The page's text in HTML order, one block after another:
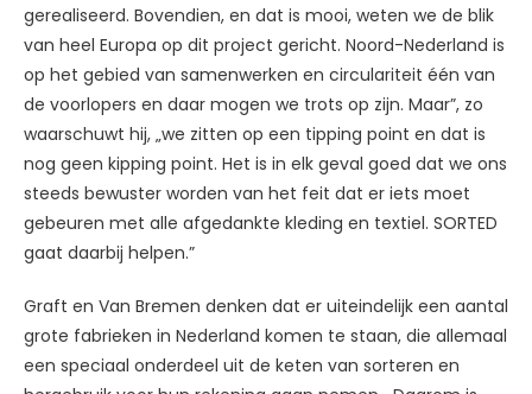
gerealiseerd. Bovendien, en dat is mooi, weten we de blik
van heel Europa op dit project gericht. Noord-Nederland is
op het gebied van samenwerken en circulariteit één van
de voorlopers en daar mogen we trots op zijn. Maar”, zo
waarschuwt hij, „we zitten op een tipping point en dat is
nog geen kipping point. Het is in elk geval goed dat we ons
steeds bewuster worden van het feit dat er iets moet
gebeuren met alle afgedankte kleding en textiel. SORTED
gaat daarbij helpen.”
Graft en Van Bremen denken dat er uiteindelijk een aantal
grote fabrieken in Nederland komen te staan, die allemaal
een speciaal onderdeel uit de keten van sorteren en